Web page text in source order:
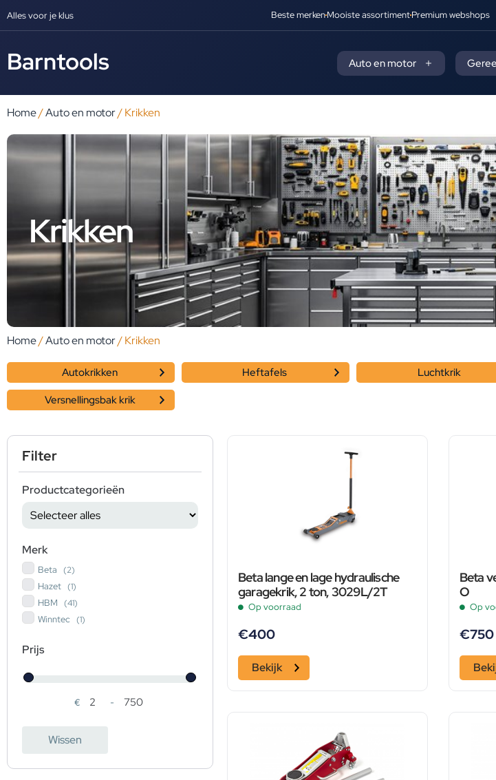
Alles voor je klus Beste merkenMooiste assortimentPremium webshops
Barntools Auto en motor
Home/Auto en motor/ Krikken
Krikken
Home/Auto en motor/ Krikken
Autokrikken Heftafels Luchtkrik
Versnellingsbak krik
Filter
Productcategorieën
Merk
Beta (2)
Hazet (1)
HBM (41)
Winntec (1)
Prijs
€
Minimale prijs
-
Maximale prijs
Wissen
Beta lange en lage hydraulische
garagekrik, 2 ton, 3029L/2T
Op voorraad
€400
Bekijk
Beta
O
Op
€750